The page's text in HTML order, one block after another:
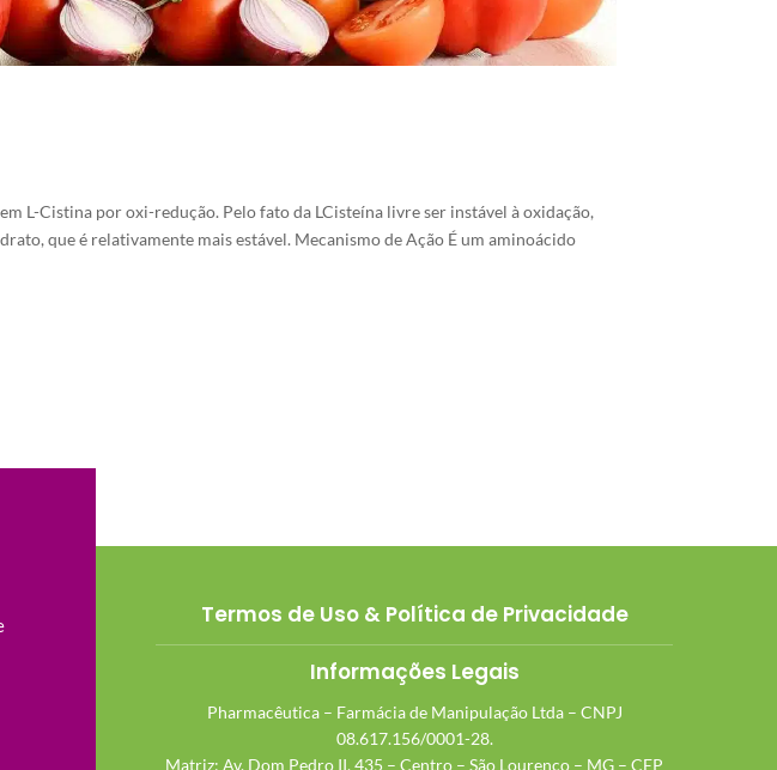
L-Cistina por oxi-redução. Pelo fato da LCisteína livre ser instável à oxidação,
que é relativamente mais estável. Mecanismo de Ação É um aminoácido
Termos de Uso & Política de Privacidade
Informações Legais
Pharmacêutica – Farmácia de Manipulação Ltda – CNPJ
08.617.156/0001-28.
Matriz: Av. Dom Pedro II, 435 – Centro – São Lourenço – MG – CEP